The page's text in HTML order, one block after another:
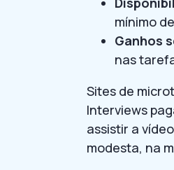
mínimo
Ganhos
nas
Sites de
Interviews
assistir a
modesta, na